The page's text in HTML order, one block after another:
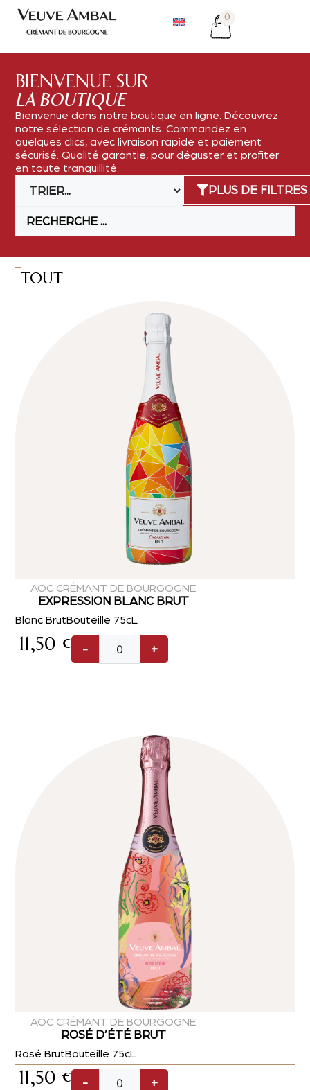
0
BIENVENUE SUR
LA BOUTIQUE
Bienvenue dans notre boutique en ligne. Découvrez
notre sélection de crémants. Commandez en
quelques clics, avec livraison rapide et paiement
sécurisé. Qualité garantie, pour déguster et profiter
en toute tranquillité.
PLUS DE FILTRES
TOUT
AOC CRÉMANT DE BOURGOGNE
EXPRESSION BLANC BRUT
Blanc BrutBouteille 75cL
11,50 € - +
AOC CRÉMANT DE BOURGOGNE
ROSÉ D’ÉTÉ BRUT
Rosé BrutBouteille 75cL
11,50 € - +